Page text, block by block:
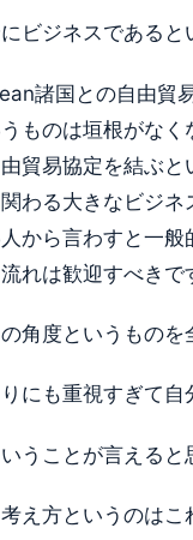
ビジネスであると
諸国との自由貿
ものは垣根がな
貿易協定を結ぶ
わる大きなビジ
から言わすと一
れは歓迎すべきで
角度というもの
にも重視すぎて自
うことが言えると
え方というのは